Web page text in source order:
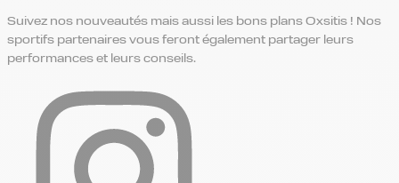
Suivez nos nouveautés mais aussi les bons plans Oxsitis ! Nos
sportifs partenaires vous feront également partager leurs
performances et leurs conseils.